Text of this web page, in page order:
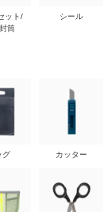
ット/
筒
シール
グ カッター